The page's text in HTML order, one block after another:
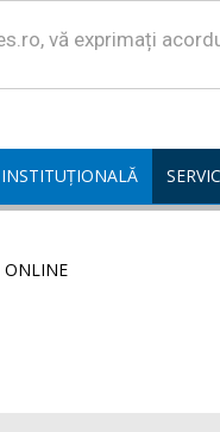
vă exprimați
ONLINE